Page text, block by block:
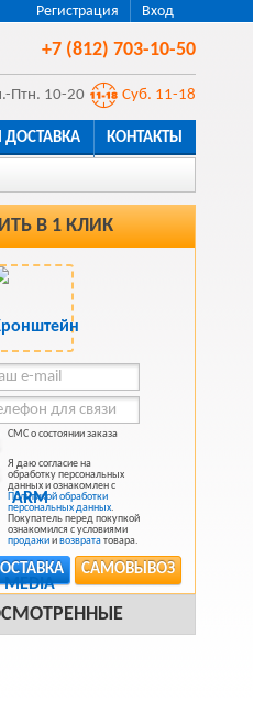
Регистрация Вход
+7 (812) 703-10-50
Птн. 10-20 Суб. 11-18
ДОСТАВКА КОНТАКТЫ
В 1 КЛИК
СМС о состоянии заказа
Я даю согласие на
обработку персональных
данных и ознакомлен с
Политикой обработки
персональных данных.
Покупатель перед покупкой
ознакомился с условиями
продажиивозврататовара.
САМОВЫВОЗ